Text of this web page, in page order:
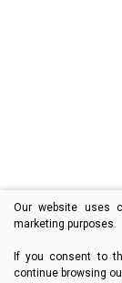
Our website uses
marketing purposes.
If you consent to
continue browsing